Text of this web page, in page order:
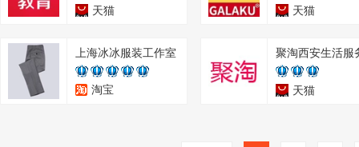
天猫 天猫
上海冰冰服装工作室
淘宝
聚淘西安生活服
天猫